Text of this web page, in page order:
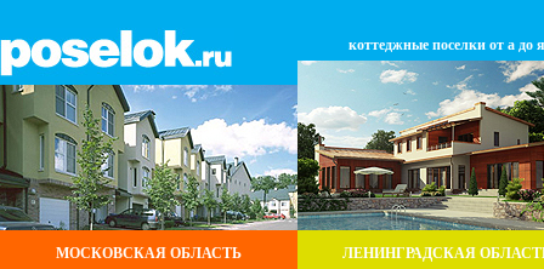
МОСКОВСКАЯ ОБЛАСТЬ
коттеджные поселки от а до я
ЛЕНИНГРАДСКАЯ